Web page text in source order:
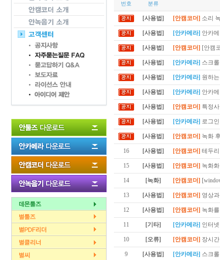
번호 분류
[사용법] [안캠코더] 소리
[사용법] [안카메라] 안카
[사용법] [안캠코더] [안캠
[사용법] [안카메라] 스크
[사용법] [안카메라] 원하
[사용법] [안카메라] 안카
[사용법] [안캠코더] 특정
[사용법] [안카메라] 로그
[사용법] [안캠코더] 녹화
16 [사용법] [안캠코더] 테두
15 [사용법] [안캠코더] 녹화
14 [녹화] [안캠코더]
13 [사용법] [안캠코더] 영상
12 [사용법] [안캠코더] 녹화
11 [기타] [안카메라] 인터
10 [오류] [안캠코더] 장시
9 [사용법] [안카메라] 스크